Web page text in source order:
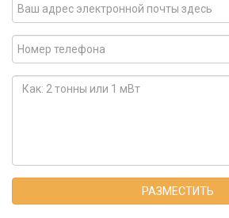
РАЗМЕСТИТЬ